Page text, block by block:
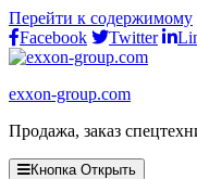
Перейти к содержимому
Facebook
Twitter
exxon-group.com
Продажа, заказ
Кнопка Открыть